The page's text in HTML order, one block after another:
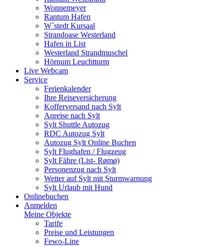
Wonnemeyer
Rantum Hafen
W`stedt Kursaal
Strandoase Westerland
Hafen in List
Westerland Strandmuschel
Hörnum Leuchtturm
Live Webcam
Service
Ferienkalender
Ihre Reiseversicherung
Kofferversand nach Sylt
Anreise nach Sylt
Sylt Shuttle Autozug
RDC Autozug Sylt
Autozug Sylt Online Buchen
Sylt Flughafen / Flugzeug
Sylt Fähre (List- Rømø)
Personenzug nach Sylt
Wetter auf Sylt mit Sturmwarnung
Sylt Urlaub mit Hund
Onlinebuchen
Anmelden
Meine Objekte
Tarife
Preise und Leistungen
Fewo-Line